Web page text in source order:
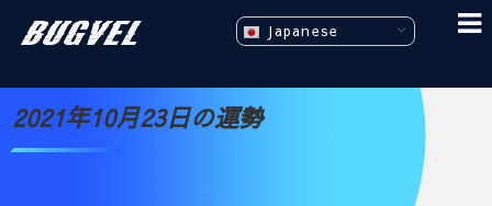
2021年10月23日の運勢
Japanese